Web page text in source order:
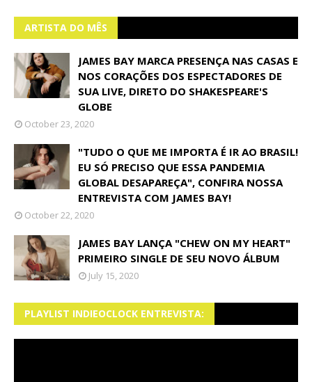
ARTISTA DO MÊS
JAMES BAY MARCA PRESENÇA NAS CASAS E
NOS CORAÇÕES DOS ESPECTADORES DE
SUA LIVE, DIRETO DO SHAKESPEARE'S
GLOBE
October 23, 2020
"TUDO O QUE ME IMPORTA É IR AO BRASIL!
EU SÓ PRECISO QUE ESSA PANDEMIA
GLOBAL DESAPAREÇA", CONFIRA NOSSA
ENTREVISTA COM JAMES BAY!
October 22, 2020
JAMES BAY LANÇA "CHEW ON MY HEART"
PRIMEIRO SINGLE DE SEU NOVO ÁLBUM
July 15, 2020
PLAYLIST INDIEOCLOCK ENTREVISTA: